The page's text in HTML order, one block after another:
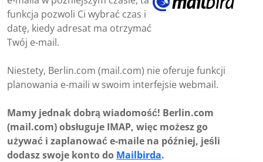
funkcja pozwoli Ci wybrać czas i
datę, kiedy adresat ma otrzymać
Twój e-mail.
Niestety, Berlin.com (mail.com) nie oferuje funkcji
planowania e-maili w swoim interfejsie webmail.
Mamy jednak dobrą wiadomość! Berlin.com
(mail.com) obsługuje IMAP, więc możesz go
używać i zaplanować e-maile na później, jeśli
dodasz swoje konto do Mailbirda.